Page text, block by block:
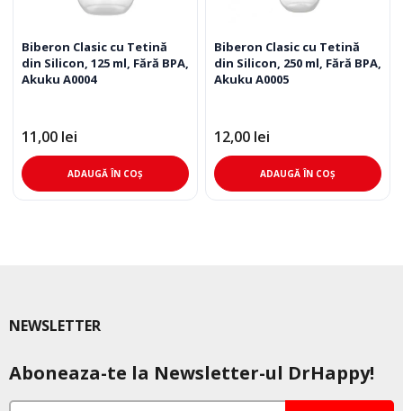
Biberon Clasic cu Tetină
din Silicon, 125 ml, Fără BPA,
Akuku A0004
11,00 lei
ADAUGĂ ÎN COȘ
Biberon Clasic cu Tetină
din Silicon, 250 ml, Fără BPA,
Akuku A0005
12,00 lei
ADAUGĂ ÎN COȘ
NEWSLETTER
Aboneaza-te la Newsletter-ul DrHappy!